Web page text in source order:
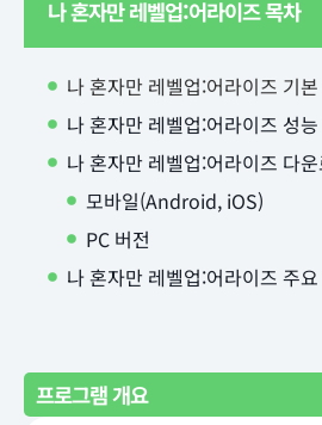
나 혼자만 레벨업:어라이즈 목차
나 혼자만 레벨업:어라이즈 기
나 혼자만 레벨업:어라이즈 성
나 혼자만 레벨업:어라이즈 다
모바일(Android, iOS)
PC 버전
나 혼자만 레벨업:어라이즈 주
프로그램 개요